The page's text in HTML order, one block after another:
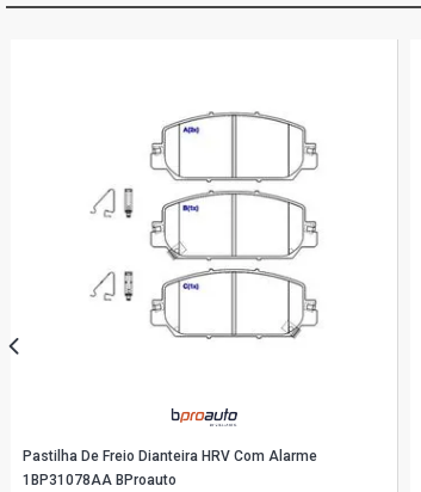
Pastilha De Freio Dianteira HRV Com Alarme
1BP31078AA BProauto